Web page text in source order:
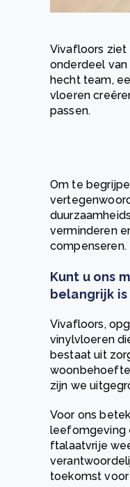
Vivafloors ziet
onderdeel
hecht team,
vloeren
passen.
Om te
verminderen
compenseren.
Kunt u ons
belangrijk
Vivafloors,
vinylvloeren
bestaat uit
zijn we
Voor ons
leefomgeving
ftalaatvrije
toekomst